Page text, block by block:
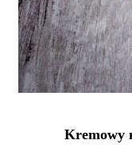
Kremowy